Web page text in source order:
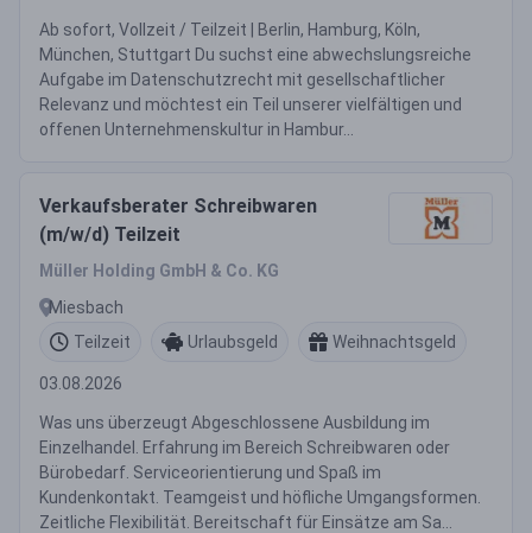
Ab sofort, Vollzeit / Teilzeit | Berlin, Hamburg, Köln,
München, Stuttgart Du suchst eine abwechslungsreiche
Aufgabe im Datenschutzrecht mit gesellschaftlicher
Relevanz und möchtest ein Teil unserer vielfältigen und
offenen Unternehmenskultur in Hambur...
Verkaufsberater Schreibwaren
(m/w/d) Teilzeit
Müller Holding GmbH & Co. KG
Miesbach
Teilzeit
Urlaubsgeld Weihnachtsgeld
03.08.2026
Was uns überzeugt Abgeschlossene Ausbildung im
Einzelhandel. Erfahrung im Bereich Schreibwaren oder
Bürobedarf. Serviceorientierung und Spaß im
Kundenkontakt. Teamgeist und höfliche Umgangsformen.
Zeitliche Flexibilität. Bereitschaft für Einsätze am Sa...